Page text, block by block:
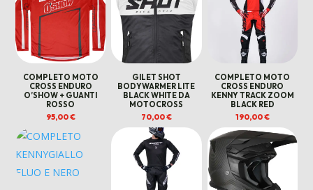
COMPLETO MOTO
CROSS ENDURO
O’SHOW + GUANTI
ROSSO
95,00€
GILET SHOT
BODYWARMER LITE
BLACK WHITE DA
MOTOCROSS
70,00€
COMPLETO MOTO
CROSS ENDURO
KENNY TRACK ZOOM
BLACK RED
190,00€